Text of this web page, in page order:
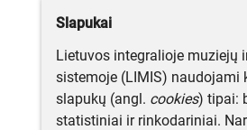
Slapukai
Lietuvos integralioje muziejų
sistemoje (LIMIS) naudojami
slapukų (angl. cookies) tipai:
statistiniai ir rinkodariniai.